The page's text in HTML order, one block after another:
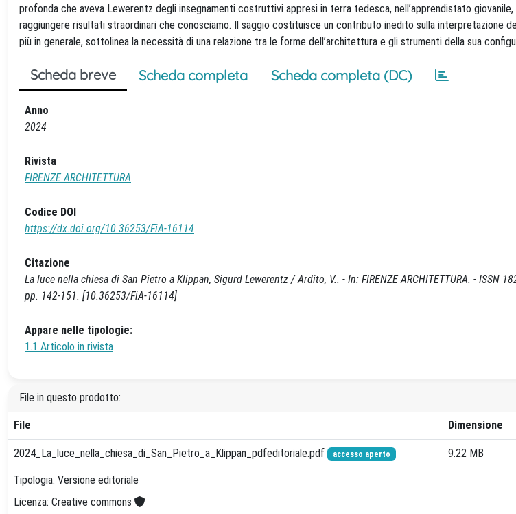
profonda che aveva Lewerentz degli insegnamenti costruttivi appresi in terra tedesca, nell’apprendistato
raggiungere risultati straordinari che conosciamo. Il saggio costituisce un contributo inedito sulla interpretazione
più in generale, sottolinea la necessità di una relazione tra le forme dell’architettura e gli strumenti della sua
Scheda breve Scheda completa Scheda completa (DC)
Anno
2024
Rivista
FIRENZE ARCHITETTURA
Codice DOI
https://dx.doi.org/10.36253/FiA-16114
Citazione
La luce nella chiesa di San Pietro a Klippan, Sigurd Lewerentz / Ardito, V.. - In: FIRENZE ARCHITETTURA. - ISSN
pp. 142-151. [10.36253/FiA-16114]
Appare nelle tipologie:
1.1 Articolo in rivista
File in questo prodotto:
File Dimensione
2024_La_luce_nella_chiesa_di_San_Pietro_a_Klippan_pdfeditoriale.pdf accesso aperto
Tipologia: Versione editoriale
Licenza: Creative commons
9.22 MB